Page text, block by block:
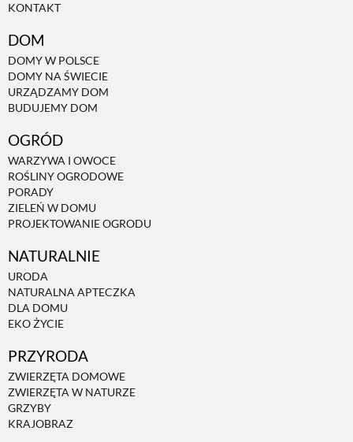
KONTAKT
DOM
DOMY W POLSCE
DOMY NA ŚWIECIE
URZĄDZAMY DOM
BUDUJEMY DOM
OGRÓD
WARZYWA I OWOCE
ROŚLINY OGRODOWE
PORADY
ZIELEŃ W DOMU
PROJEKTOWANIE OGRODU
NATURALNIE
URODA
NATURALNA APTECZKA
DLA DOMU
EKO ŻYCIE
PRZYRODA
ZWIERZĘTA DOMOWE
ZWIERZĘTA W NATURZE
GRZYBY
KRAJOBRAZ
PROJEKTOWANIE OGRODU
NATURALNA APTECZKA